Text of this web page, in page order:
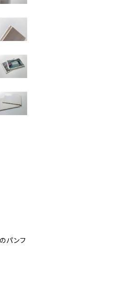
パンフ